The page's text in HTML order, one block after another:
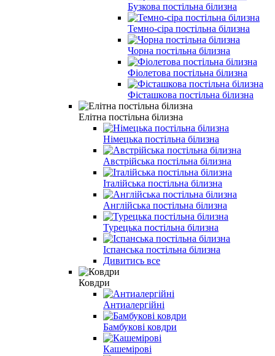
Бузкова постільна білизна
Темно-сіра постільна білизна
Чорна постільна білизна
Фіолетова постільна білизна
Фісташкова постільна білизна
Елітна постільна білизна
Німецька постільна білизна
Австрійська постільна білизна
Італійська постільна білизна
Англійська постільна білизна
Турецька постільна білизна
Іспанська постільна білизна
Дивитись все
Ковдри
Антиалергійні
Бамбукові ковдри
Кашемірові